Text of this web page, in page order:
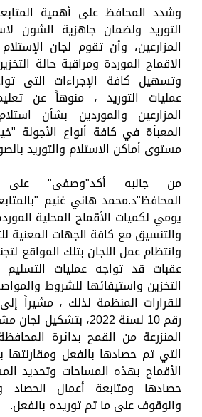
وشدد المحافظ على أهمية
التوريد ولضمان جاهزية الشون
المزارعين، وأن تقوم لجان
الاقماح الموردة ومراقبة حالة
وتسهيل كافة الإجراءات التى
عمليات التوريد ، منوهاً عن
المزارعين والموردين بشأن
المعبأة في كافة أنواع الأجولة
مستوى أماكن الاستلام والتوريد
من جانبه أكد"وصفى" على
المحافظ"د.محمد هاني غنيم
يومي لكميات الأقماح المحلية
والتنسيق مع كافة الجهات المعنية
وانتظام عمل اللجان بتلك المواقع
عقبات قد تواجه عمليات
التخزين واستيفائها للشروط
للقرارات المنظمة لذلك ، مشيراً
رقم 10 لسنة 2022،
المنزرعة من القمح بدائرة
التي تم حصادها بالفعل ومقارنتها
الأقماح بهذه المساحات وتحديد
حصادها ومتابعة أعمال الحصاد
والوقوف على ما تم توريده بالفعل.